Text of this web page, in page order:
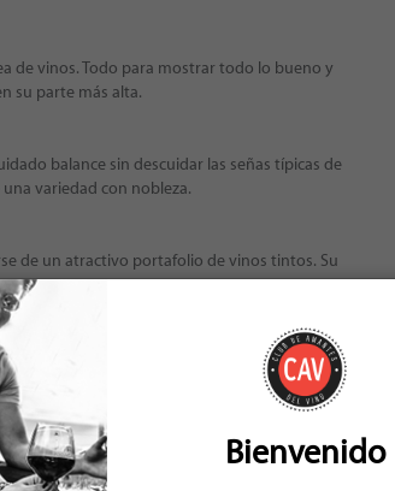
de vinos. Todo para mostrar todo lo bueno y
su parte más alta.
balance sin descuidar las señas típicas de
variedad con nobleza.
de un atractivo portafolio de vinos tintos. Su
pensado para el disfrute de grandes y
Bienvenido